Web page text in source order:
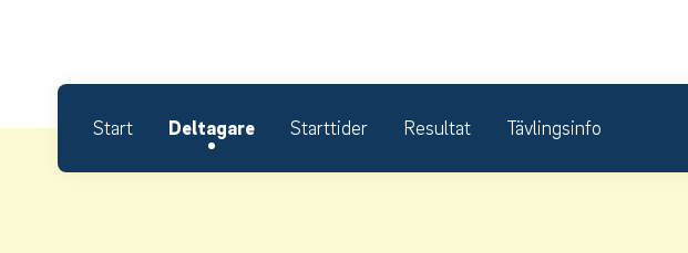
Start Deltagare Starttider Resultat Tävlingsinfo